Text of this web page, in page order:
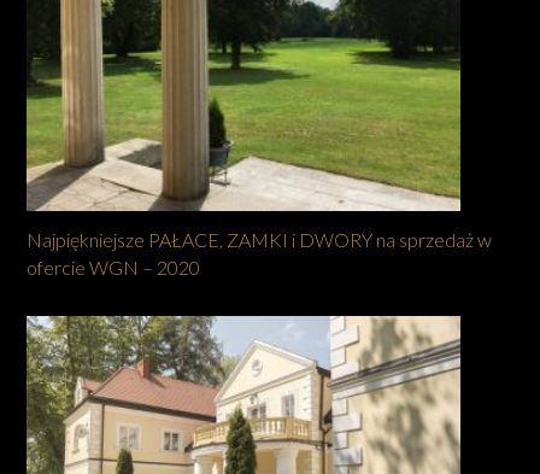
Najpiękniejsze PAŁACE, ZAMKI i DWORY na sprzedaż w
ofercie WGN – 2020